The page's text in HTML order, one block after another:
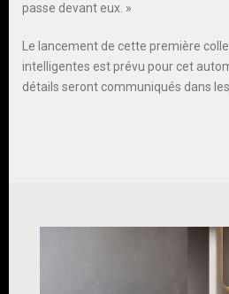
passe devant eux. »
Le lancement de cette première
intelligentes est prévu pour cet
détails seront communiqués dans